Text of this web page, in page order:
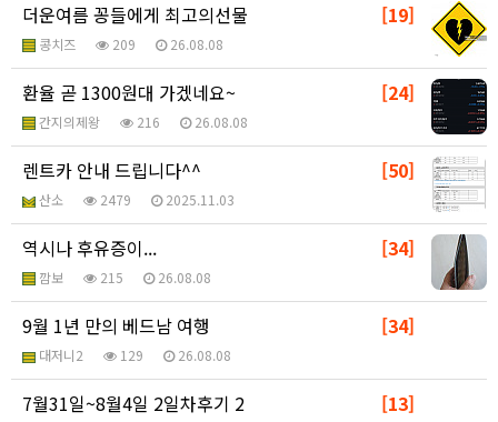
[19]
더운여름 꽁들에게 최고의선물
콩치즈 209 26.08.08
[24]
환율 곧 1300원대 가겠네요~
간지의제왕 216 26.08.08
[50]
렌트카 안내 드립니다^^
산소 2479 2025.11.03
[34]
역시나 후유증이...
깜보 215 26.08.08
[34]
9월 1년 만의 베드남 여행
대저니2 129 26.08.08
[13]
7월31일~8월4일 2일차후기 2